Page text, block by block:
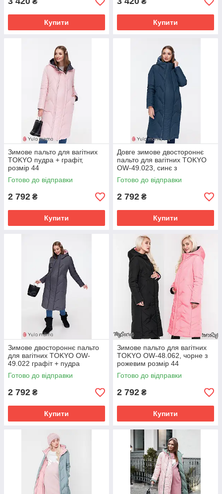
Купити Купити
Зимове пальто для вагітних
TOKYO пудра + графіт,
розмір 44
Готово до відправки
2 792 ₴
Купити
Довге зимове двостороннє
пальто для вагітних TOKYO
OW-49.023, синє з
блакитним, розмір 44
Готово до відправки
2 792 ₴
Купити
Зимове двостороннє пальто
для вагітних TOKYO OW-
49.022 графіт + пудра
Готово до відправки
2 792 ₴
Купити
Зимове пальто для вагітних
TOKYO OW-48.062, чорне з
рожевим розмір 44
Готово до відправки
2 792 ₴
Купити